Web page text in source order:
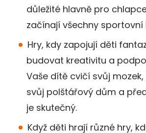
důležité hlavně pro
začínají všechny sportovní
Hry, kdy zapojují děti
budovat kreativitu a
Vaše dítě cvičí svůj
svůj polštářový dům a
je skutečný.
Když děti hrají různé hry,